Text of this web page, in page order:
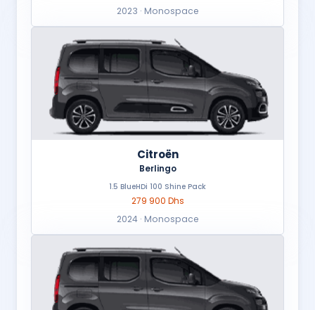
2023 · Monospace
Citroën
Berlingo
1.5 BlueHDi 100 Shine Pack
279 900 Dhs
2024 · Monospace